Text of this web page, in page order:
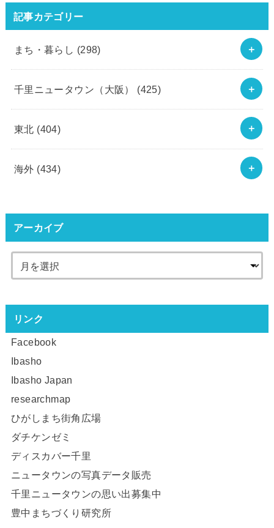
記事カテゴリー
まち・暮らし (298)
千里ニュータウン（大阪） (425)
東北 (404)
海外 (434)
アーカイブ
リンク
Facebook
Ibasho
Ibasho Japan
researchmap
ひがしまち街角広場
ダチケンゼミ
ディスカバー千里
ニュータウンの写真データ販売
千里ニュータウンの思い出募集中
豊中まちづくり研究所